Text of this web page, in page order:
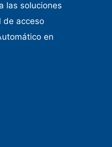
las soluciones
de acceso
en